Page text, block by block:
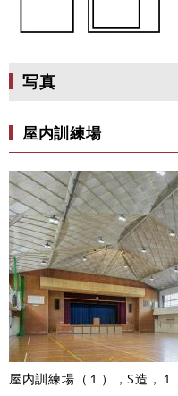
写真
屋内訓練場
屋内訓練場（１），S造，